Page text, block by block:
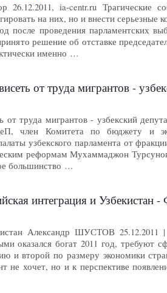
26.12.2011, ia-centr.ru Трагические
на них, но и внести
после проведения парламентских
решение об отставке
именно …
от труда мигрантов -
от труда мигрантов - узбекский
член Комитета по бюджету и
узбекского парламента от
реформам Мухаммаджон Турсунов
большинство …
интеграция и Узбекистан -
Александр ШУСТОВ
оказался богат 2011 год,
и второй по размеру экономики
не хочет, но и к перспективе